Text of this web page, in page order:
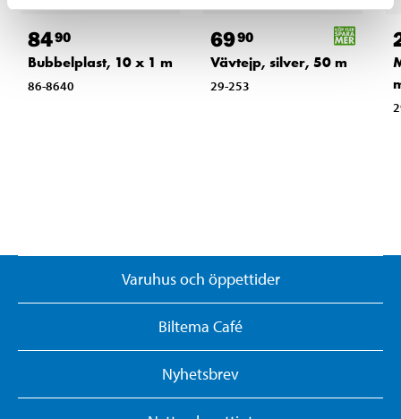
8490
Bubbelplast, 10 x 1 m
86-8640
6990
Vävtejp, silver, 50 m
29-253
Varuhus och öppettider
Biltema Café
Nyhetsbrev